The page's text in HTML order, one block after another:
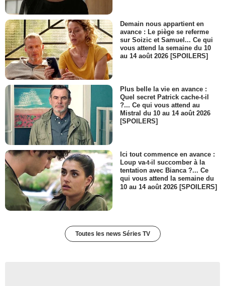
Demain nous appartient en
avance : Le piège se referme
sur Soizic et Samuel... Ce qui
vous attend la semaine du 10
au 14 août 2026 [SPOILERS]
Plus belle la vie en avance :
Quel secret Patrick cache-t-il
?... Ce qui vous attend au
Mistral du 10 au 14 août 2026
[SPOILERS]
Ici tout commence en avance :
Loup va-t-il succomber à la
tentation avec Bianca ?... Ce
qui vous attend la semaine du
10 au 14 août 2026 [SPOILERS]
Toutes les news Séries TV